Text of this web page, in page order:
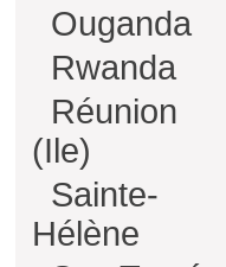
Ouganda
Rwanda
Réunion
(Ile)
Sainte-
Hélène